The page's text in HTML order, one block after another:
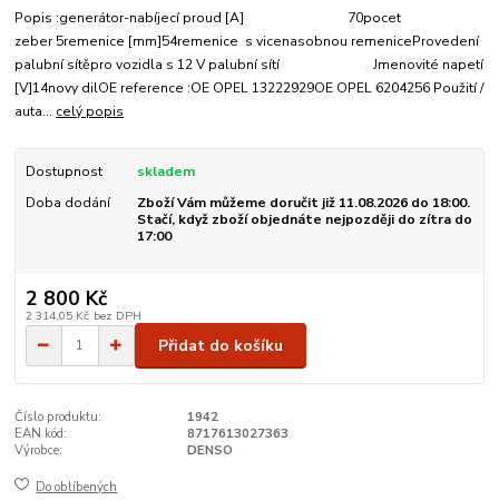
Popis :generátor-nabíjecí proud [A] 70pocet
zeber 5remenice [mm]54remenice s vicenasobnou remeniceProvedení
palubní sítěpro vozidla s 12 V palubní sítí Jmenovité napetí
[V]14novy dilOE reference :OE OPEL 13222929OE OPEL 6204256 Použití /
auta... celý popis
Dostupnost
skladem
Doba dodání
Zboží Vám můžeme doručit již 11.08.2026 do 18:00.
Stačí, když zboží objednáte nejpozději do zítra do
17:00
2 800 Kč
2 314,05 Kč bez DPH
Přidat do košíku
Číslo produktu:
1942
EAN kód:
8717613027363
Výrobce:
DENSO
Do oblíbených